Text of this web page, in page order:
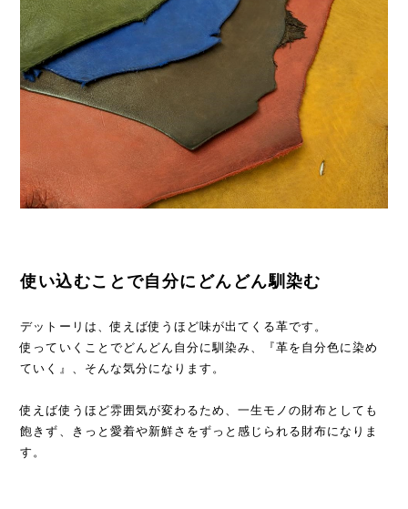
使い込むことで自分にどんどん馴染む
デットーリは、使えば使うほど味が出てくる革です。
使っていくことでどんどん自分に馴染み、『革を自分色に染め
ていく』、そんな気分になります。
使えば使うほど雰囲気が変わるため、一生モノの財布としても
飽きず、きっと愛着や新鮮さをずっと感じられる財布になりま
す。